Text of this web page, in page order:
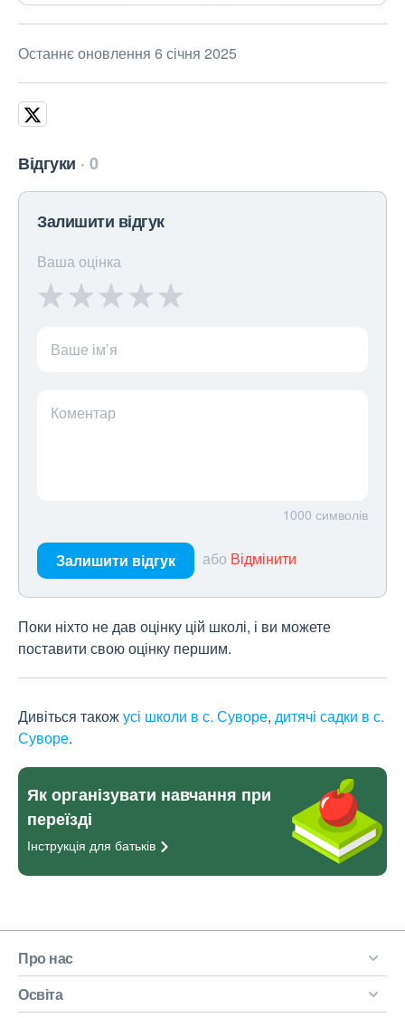
Останнє оновлення 6 січня 2025
Відгуки 0
Залишити відгук
Ваша оцінка
Ваше ім’я
Коментар
1000 символів
Залишити відгук або Відмінити
Поки ніхто не дав оцінку цій школі, і ви можете
поставити свою оцінку першим.
Дивіться такожусі школи в с. Суворе, дитячі садки в с.
Суворе.
Як організувати навчання при
переїзді
Інструкція для батьків
Про нас
Освіта